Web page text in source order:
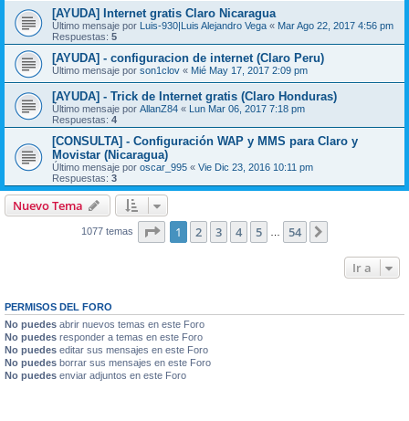
[AYUDA] Internet gratis Claro Nicaragua
Último mensaje por Luis-930|Luis Alejandro Vega « Mar Ago 22, 2017 4:56 pm
Respuestas: 5
[AYUDA] - configuracion de internet (Claro Peru)
Último mensaje por son1clov « Mié May 17, 2017 2:09 pm
[AYUDA] - Trick de Internet gratis (Claro Honduras)
Último mensaje por AllanZ84 « Lun Mar 06, 2017 7:18 pm
Respuestas: 4
[CONSULTA] - Configuración WAP y MMS para Claro y
Movistar (Nicaragua)
Último mensaje por oscar_995 « Vie Dic 23, 2016 10:11 pm
Respuestas: 3
Nuevo Tema
1077 temas Página de 54
1 2 3 4 5 54
Ir a
PERMISOS DEL FORO
No puedes abrir nuevos temas en este Foro
No puedes responder a temas en este Foro
No puedes editar sus mensajes en este Foro
No puedes borrar sus mensajes en este Foro
No puedes enviar adjuntos en este Foro